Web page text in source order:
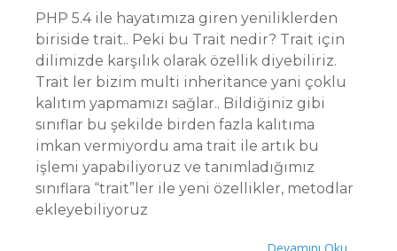
PHP 5.4 ile hayatımıza giren yeniliklerden
biriside trait.. Peki bu Trait nedir? Trait için
dilimizde karşılık olarak özellik diyebiliriz.
Trait ler bizim multi inheritance yani çoklu
kalıtım yapmamızı sağlar.. Bildiğiniz gibi
sınıflar bu şekilde birden fazla kalıtıma
imkan vermiyordu ama trait ile artık bu
işlemi yapabiliyoruz ve tanımladığımız
sınıflara “trait”ler ile yeni özellikler, metodlar
ekleyebiliyoruz